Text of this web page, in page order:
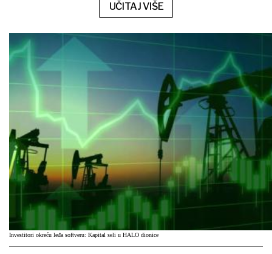
UČITAJ VIŠE
Investitori okreću leđa softveru: Kapital seli u HALO dionice